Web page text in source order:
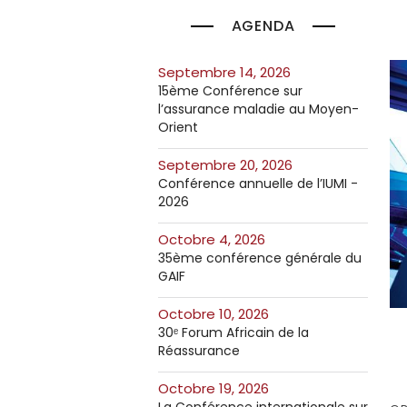
AGENDA
septembre 14, 2026
15ème Conférence sur
l’assurance maladie au Moyen-
Orient
septembre 20, 2026
Conférence annuelle de l’IUMI -
2026
octobre 4, 2026
35ème conférence générale du
GAIF
octobre 10, 2026
30ᵉ Forum Africain de la
Réassurance
octobre 19, 2026